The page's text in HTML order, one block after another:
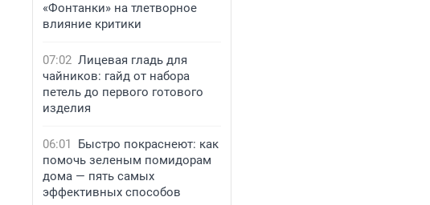
«Фонтанки» на тлетворное
влияние критики
07:02 Лицевая гладь для
чайников: гайд от набора
петель до первого готового
изделия
06:01
Быстро покраснеют: как
помочь зеленым помидорам
дома — пять самых
эффективных способов